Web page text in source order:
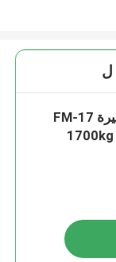
ل
حفرة هيدروليكية صغيرة FM-17